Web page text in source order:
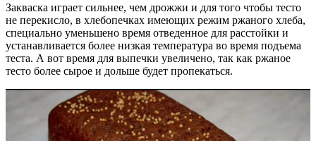
Закваска играет сильнее, чем дрожжи и для того чтобы тесто
не перекисло, в хлебопечках имеющих режим ржаного хлеба,
специально уменьшено время отведенное для расстойки и
устанавливается более низкая температура во время подъема
теста. А вот время для выпечки увеличено, так как ржаное
тесто более сырое и дольше будет пропекаться.